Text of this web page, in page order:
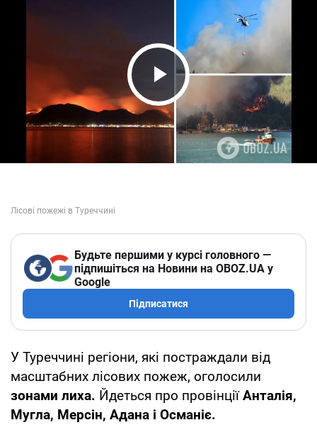
Play Video
Будьте першими у курсі головного —
підпишіться на Новини на OBOZ.UA у
Google
Підписатися
У Туреччині регіони, які постраждали від
масштабних лісових пожеж, оголосили
зонами лиха. Йдеться про провінціїАнталія,
Мугла, Мерсін, Адана і Османіє.